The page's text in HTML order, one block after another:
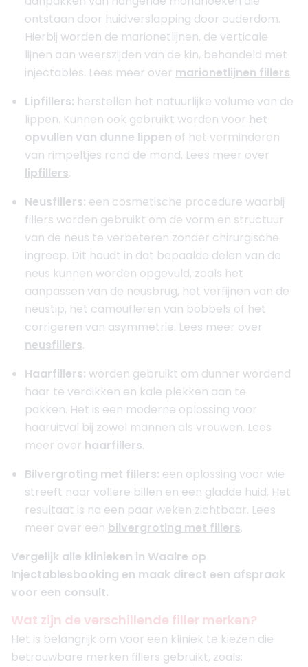
ontstaan door huidverslapping door ouderdom.
Hierbij worden de marionetlijnen, de verticale
lijnen aan weerszijden van de kin, behandeld met
injectables. Lees meer over marionetlijnen fillers.
Lipfillers: herstellen het natuurlijke volume van de
lippen. Kunnen ook gebruikt worden voor het
opvullen van dunne lippen of het verminderen
van rimpeltjes rond de mond. Lees meer over
lipfillers.
Neusfillers: een cosmetische procedure waarbij
fillers worden gebruikt om de vorm en structuur
van de neus te verbeteren zonder chirurgische
ingreep. Dit houdt in dat bepaalde delen van de
neus kunnen worden opgevuld, zoals het
aanpassen van de neusbrug, het verfijnen van de
neustip, het camoufleren van bobbels of het
corrigeren van asymmetrie. Lees meer over
neusfillers.
Haarfillers: worden gebruikt om dunner wordend
haar te verdikken en kale plekken aan te
pakken. Het is een moderne oplossing voor
haaruitval bij zowel mannen als vrouwen. Lees
meer over haarfillers.
Bilvergroting met fillers: een oplossing voor wie
streeft naar vollere billen en een gladde huid. Het
resultaat is na een paar weken zichtbaar. Lees
meer over een bilvergroting met fillers.
Vergelijk alle klinieken in Waalre op
Injectablesbooking en maak direct een afspraak
voor een consult.
Wat zijn de verschillende filler merken?
Het is belangrijk om voor een kliniek te kiezen die
betrouwbare merken fillers gebruikt, zoals: